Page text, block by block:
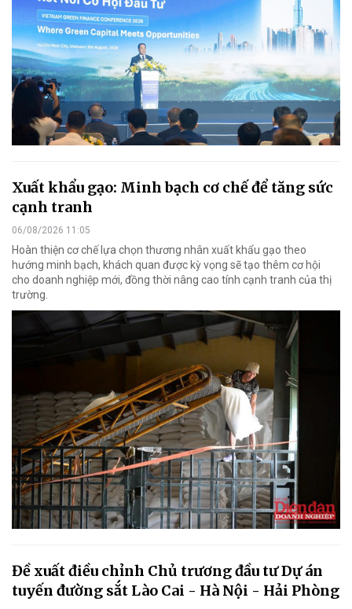
Xuất khẩu gạo: Minh bạch cơ chế để tăng sức
cạnh tranh
06/08/2026 11:05
Hoàn thiện cơ chế lựa chọn thương nhân xuất khẩu gạo theo
hướng minh bạch, khách quan được kỳ vọng sẽ tạo thêm cơ hội
cho doanh nghiệp mới, đồng thời nâng cao tính cạnh tranh của thị
trường.
Đề xuất điều chỉnh Chủ trương đầu tư Dự án
tuyến đường sắt Lào Cai - Hà Nội - Hải Phòng